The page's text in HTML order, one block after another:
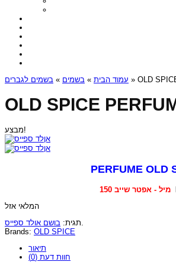
עמוד הבית » בשמים » בשמים לגברים
מבצע!
PERFUME OLD
המלאי אזל
תגית: בושם אולד ספייס
.
Brands: OLD SPICE
תיאור
חוות דעת (0)